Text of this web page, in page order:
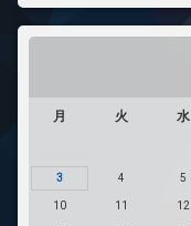
月 火 水
3 4 5
10 11 12